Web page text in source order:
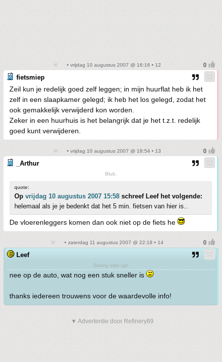
• vrijdag 10 augustus 2007 @ 16:16 • 12
fietsmiep
Zeil kun je redelijk goed zelf leggen; in mijn huurflat heb ik het
zelf in een slaapkamer gelegd; ik heb het los gelegd, zodat het
ook gemakkelijk verwijderd kon worden.
Zeker in een huurhuis is het belangrijk dat je het t.z.t. redelijk
goed kunt verwijderen.
• vrijdag 10 augustus 2007 @ 18:54 • 13
_Arthur
Blub.
quote:
Op vrijdag 10 augustus 2007 15:58 schreef Leef het volgende:
helemaal als je je bedenkt dat het 5 min. fietsen van hier is..
De vloerenleggers komen dan ook niet op de fiets he
• zaterdag 11 augustus 2007 @ 22:18 • 14
Leef
Sunny side up!
nee op de auto, wat nog een stuk sneller is
thanks iedereen trouwens voor de waardevolle info!
▼ Advertentie door Refinery89